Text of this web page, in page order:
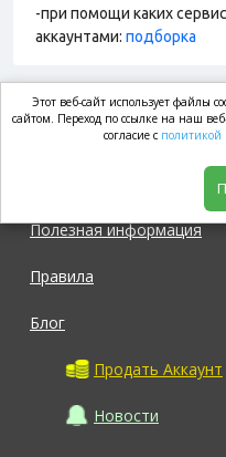
-при помощи каких
аккаунтами: подборка
Полезная информация
Правила
Блог
Продать Аккаунт
Новости
Этот веб-сайт использует файлы
сайтом. Переход по ссылке на наш
согласие с политикой